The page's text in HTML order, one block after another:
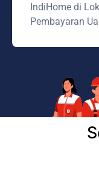
IndiHome di
Pembayaran